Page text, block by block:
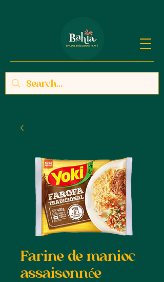
Farine de manioc
assaisonnée